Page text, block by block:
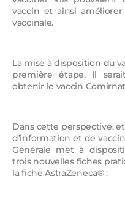
vaccin et ainsi
vaccinale.
La mise à disposition du
première étape. Il
obtenir le vaccin
Dans cette perspective,
d’information et de
Générale met à
trois nouvelles fiches
la fiche AstraZeneca® :